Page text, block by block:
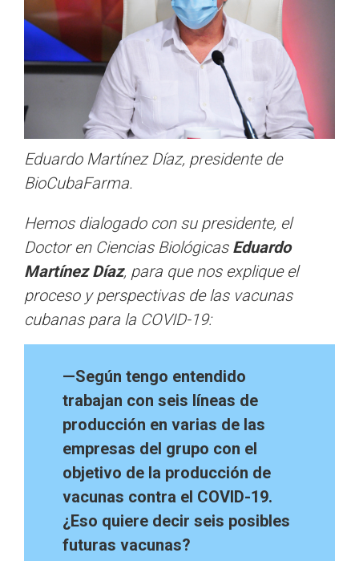
Eduardo Martínez Díaz, presidente de
BioCubaFarma.
Hemos dialogado con su presidente, el
Doctor en Ciencias Biológicas Eduardo
Martínez Díaz, para que nos explique el
proceso y perspectivas de las vacunas
cubanas para la COVID-19:
—Según tengo entendido
trabajan con seis líneas de
producción en varias de las
empresas del grupo con el
objetivo de la producción de
vacunas contra el COVID-19.
¿Eso quiere decir seis posibles
futuras vacunas?